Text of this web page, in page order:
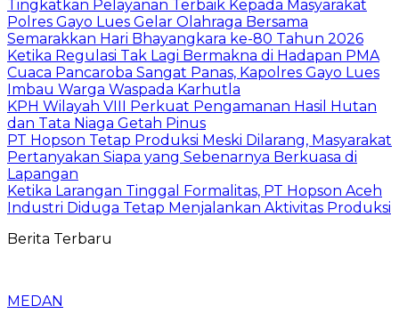
Tingkatkan Pelayanan Terbaik Kepada Masyarakat
Polres Gayo Lues Gelar Olahraga Bersama
Semarakkan Hari Bhayangkara ke-80 Tahun 2026
Ketika Regulasi Tak Lagi Bermakna di Hadapan PMA
Cuaca Pancaroba Sangat Panas, Kapolres Gayo Lues
Imbau Warga Waspada Karhutla
KPH Wilayah VIII Perkuat Pengamanan Hasil Hutan
dan Tata Niaga Getah Pinus
PT Hopson Tetap Produksi Meski Dilarang, Masyarakat
Pertanyakan Siapa yang Sebenarnya Berkuasa di
Lapangan
Ketika Larangan Tinggal Formalitas, PT Hopson Aceh
Industri Diduga Tetap Menjalankan Aktivitas Produksi
Berita Terbaru
MEDAN